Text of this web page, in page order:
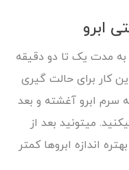
ابرو
به مدت یک تا دو دقیقه
کار برای حالت گیری
سرم ابرو آغشته و بعد
میتونید بعد از
اندازه ابروها کمتر